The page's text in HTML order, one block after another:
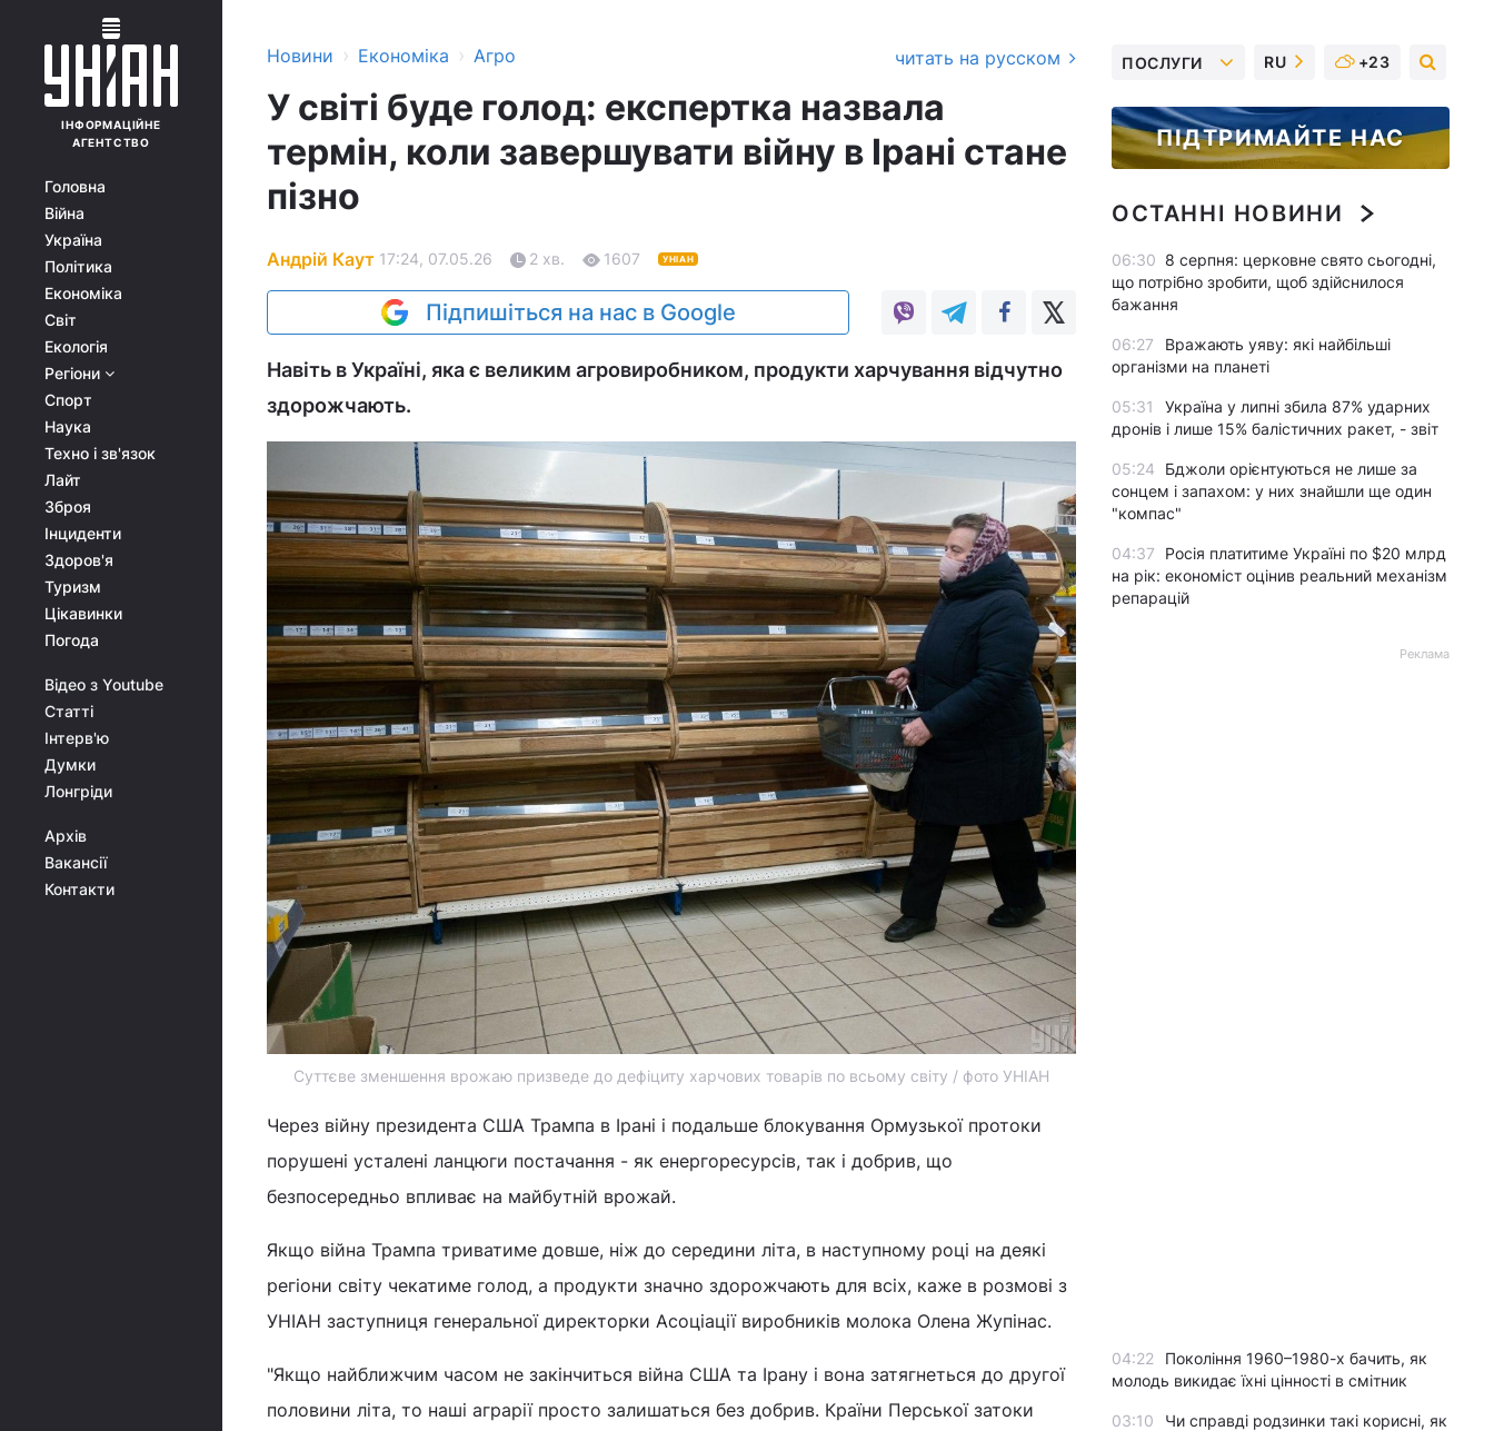
ІНФОРМАЦІЙНЕ
АГЕНТСТВО
Головна
Війна
Україна
Політика
Економіка
Світ
Екологія
Регіони
Спорт
Наука
Техно і зв'язок
Лайт
Зброя
Інциденти
Здоров'я
Туризм
Цікавинки
Погода
Відео з Youtube
Статті
Інтерв'ю
Думки
Лонгріди
Архів
Вакансії
Контакти
Новини › Економіка › Агро читать на русском
У світі буде голод: експертка назвала
термін, коли завершувати війну в Ірані стане
пізно
Андрій Каут 17:24, 07.05.26 2 хв. 1607 УНІАН
Підпишіться на нас в Google
Навіть в Україні, яка є великим агровиробником, продукти харчування відчутно
здорожчають.
Суттєве зменшення врожаю призведе до дефіциту харчових товарів по всьому світу / фото УНІАН
Через війну президента США Трампа в Ірані і подальше блокування Ормузької протоки
порушені усталені ланцюги постачання - як енергоресурсів, так і добрив, що
безпосередньо впливає на майбутній врожай.
Якщо війна Трампа триватиме довше, ніж до середини літа, в наступному році на деякі
регіони світу чекатиме голод, а продукти значно здорожчають для всіх, каже в розмові з
УНІАН заступниця генеральної директорки Асоціації виробників молока Олена Жупінас.
"Якщо найближчим часом не закінчиться війна США та Ірану і вона затягнеться до другої
половини літа, то наші аграрії просто залишаться без добрив. Країни Перської затоки
ПОСЛУГИ RU +23
ПІДТРИМАЙТЕ НАС
ОСТАННІ НОВИНИ
06:30 8 серпня: церковне свято сьогодні,
що потрібно зробити, щоб здійснилося
бажання
06:27
Вражають уяву: які найбільші
організми на планеті
05:31
Україна у липні збила 87% ударних
дронів і лише 15% балістичних ракет, - звіт
05:24
Бджоли орієнтуються не лише за
сонцем і запахом: у них знайшли ще один
"компас"
04:37
Росія платитиме Україні по $20 млрд
на рік: економіст оцінив реальний механізм
репарацій
Реклама
04:22
Покоління 1960–1980-х бачить, як
молодь викидає їхні цінності в смітник
03:10
Чи справді родзинки такі корисні, як